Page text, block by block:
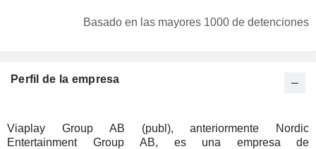
Basado en las mayores 1000 de detenciones
Perfil de la empresa
Viaplay Group AB (publ), anteriormente Nordic
Entertainment Group AB, es una empresa de